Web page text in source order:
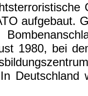
aufgebaut.
1980, bei
Deutschland